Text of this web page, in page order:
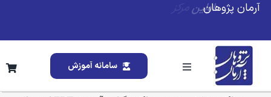
Skipآرمان پژوهان
Toggle
Navigation
سامانه آموزش